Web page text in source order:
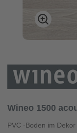
Wineo 1500
PVC -Boden im